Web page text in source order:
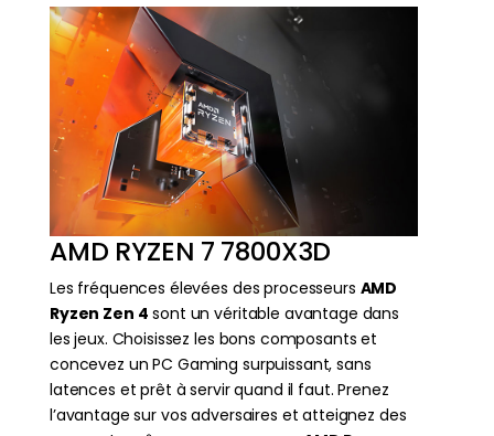
AMD RYZEN 7 7800X3D
Les fréquences élevées des processeurs AMD
Ryzen Zen 4 sont un véritable avantage dans
les jeux. Choisissez les bons composants et
concevez un PC Gaming surpuissant, sans
latences et prêt à servir quand il faut. Prenez
l’avantage sur vos adversaires et atteignez des